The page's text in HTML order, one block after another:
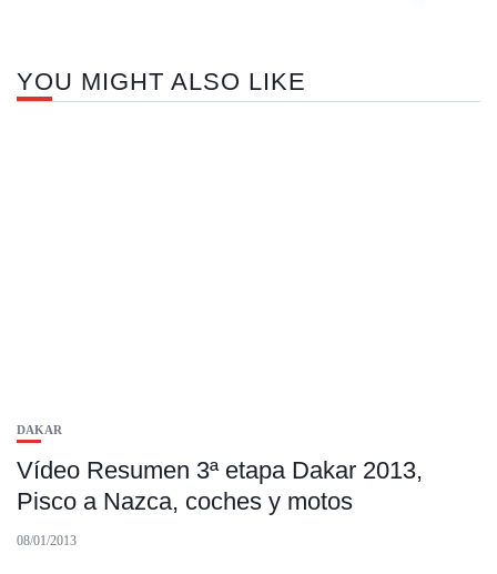
YOU MIGHT ALSO LIKE
DAKAR
Vídeo Resumen 3ª etapa Dakar 2013,
Pisco a Nazca, coches y motos
08/01/2013